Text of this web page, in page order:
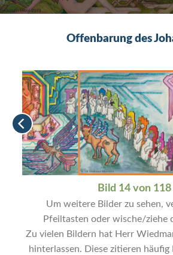
Offenbarung des
Bild 14 von 118
Um weitere Bilder zu sehen,
Pfeiltasten oder wische/ziehe
Zu vielen Bildern hat Herr
hinterlassen. Diese zitieren